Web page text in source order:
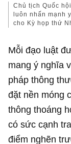
Chủ tịch Quốc
luôn nhấn mạnh
cho Kỳ họp thứ
Mỗi đạo luật
mang ý nghĩa
pháp thông
đặt nền móng
thông thoáng
có sức cạnh
điểm nghẽn